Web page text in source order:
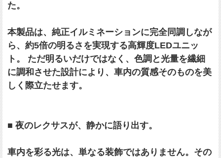
た。
本製品は、純正イルミネーションに完全同調しなが
ら、約5倍の明るさを実現する高輝度LEDユニッ
ト。 ただ明るいだけではなく、色調と光量を繊細
に調和させた設計により、車内の質感そのものを美
しく際立たせます。
■ 夜のレクサスが、静かに語り出す。
車内を彩る光は、単なる装飾ではありません。その